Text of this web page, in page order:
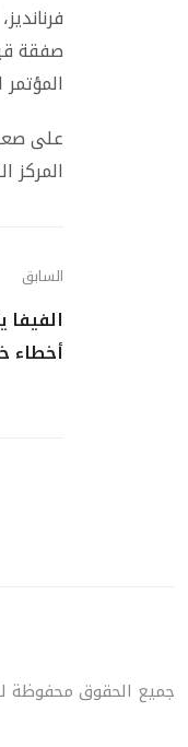
المؤتمر
على
المركز
السابق
الفيفا
أخطاء
جميع الحقوق محفوظة لـ